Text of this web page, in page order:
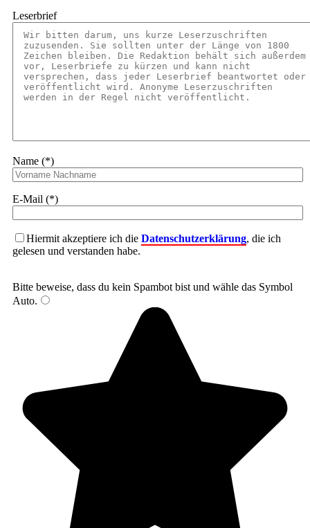
Leserbrief
Name (*)
E-Mail (*)
Hiermit akzeptiere ich die Datenschutzerklärung, die ich
gelesen und verstanden habe.
Bitte beweise, dass du kein Spambot bist und wähle das Symbol
Auto.